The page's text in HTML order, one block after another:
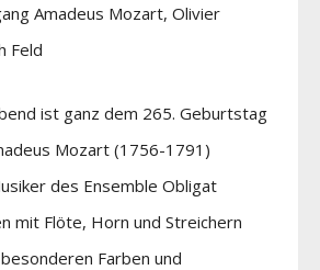
Amadeus Mozart, Olivier
Feld
ist ganz dem 265. Geburtstag
Mozart (1756-1791)
des Ensemble Obligat
mit Flöte, Horn und Streichern
Farben und